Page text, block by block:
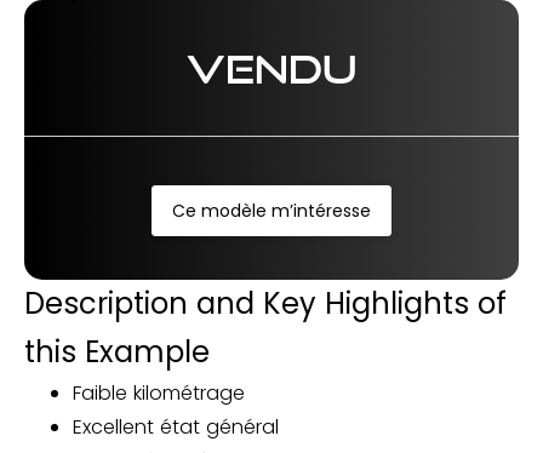
VENDU
Ce modèle m’intéresse
Description and Key Highlights of
this Example
Faible kilométrage
Excellent état général